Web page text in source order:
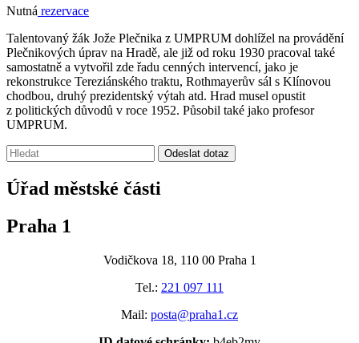
Nutná rezervace
Talentovaný žák Jože Plečnika z UMPRUM dohlížel na provádění
Plečnikových úprav na Hradě, ale již od roku 1930 pracoval také
samostatně a vytvořil zde řadu cenných intervencí, jako je
rekonstrukce Tereziánského traktu, Rothmayerův sál s Klínovou
chodbou, druhý prezidentský výtah atd. Hrad musel opustit
z politických důvodů v roce 1952. Působil také jako profesor
UMPRUM.
Vyhledávání:
Odeslat dotaz
Úřad městské části
Praha 1
Vodičkova 18, 110 00 Praha 1
Tel.: 221 097 111
Mail: posta@praha1.cz